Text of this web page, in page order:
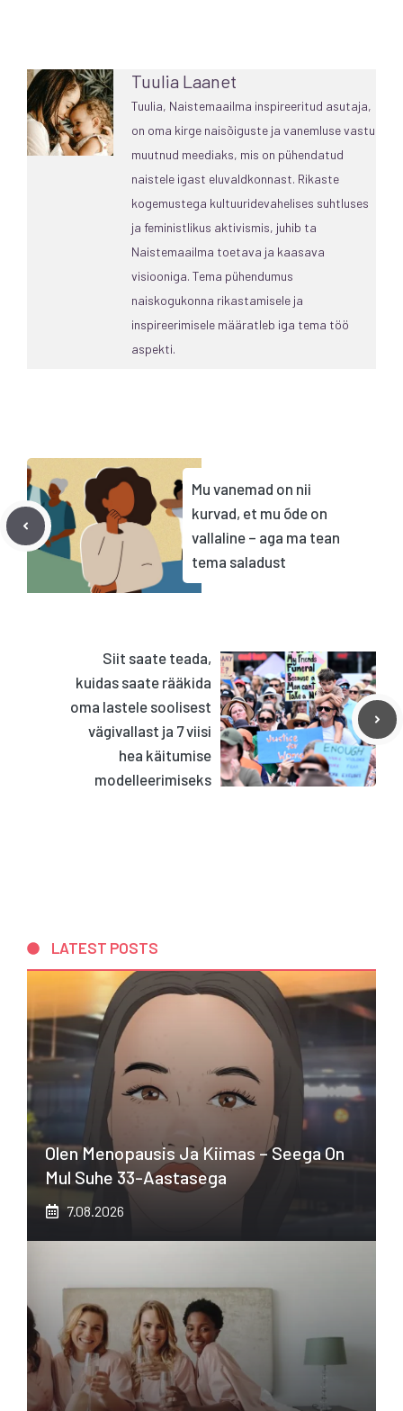
Tuulia Laanet
Tuulia, Naistemaailma inspireeritud asutaja,
on oma kirge naisõiguste ja vanemluse vastu
muutnud meediaks, mis on pühendatud
naistele igast eluvaldkonnast. Rikaste
kogemustega kultuuridevahelises suhtluses
ja feministlikus aktivismis, juhib ta
Naistemaailma toetava ja kaasava
visiooniga. Tema pühendumus
naiskogukonna rikastamisele ja
inspireerimisele määratleb iga tema töö
aspekti.
Mu vanemad on nii
kurvad, et mu õde on
vallaline – aga ma tean
tema saladust
Siit saate teada,
kuidas saate rääkida
oma lastele soolisest
vägivallast ja 7 viisi
hea käitumise
modelleerimiseks
LATEST POSTS
Olen Menopausis Ja Kiimas – Seega On
Mul Suhe 33-Aastasega
7.08.2026